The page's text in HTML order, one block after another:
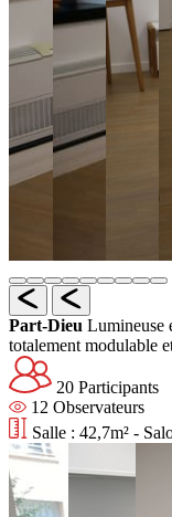
Part-Dieu Lumineuse
totalement modulable
20 Participants
12 Observateurs
Salle : 42,7m² -